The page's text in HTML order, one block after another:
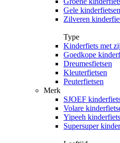
Gele kinderfietsen
Zilveren
Type
Kinderfiets met
Goedkope
Dreumesfietsen
Kleuterfietsen
Peuterfietsen
Merk
SJOEF
Volare
Yipeeh
Supersuper